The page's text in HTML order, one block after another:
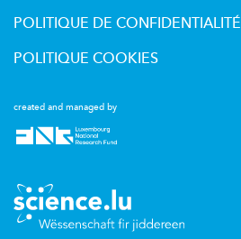
created and managed by
POLITIQUE DE CONFIDENTIALITÉ
POLITIQUE COOKIES